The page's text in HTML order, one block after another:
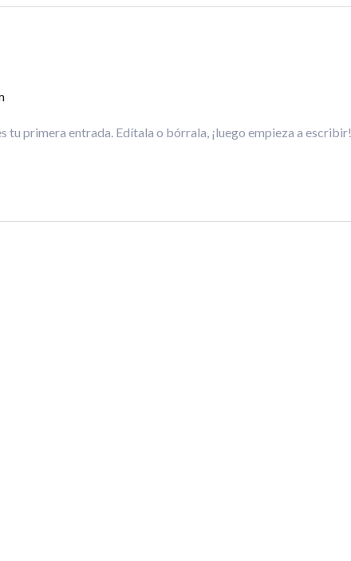
tu primera entrada. Edítala o bórrala, ¡luego empieza a escribir!